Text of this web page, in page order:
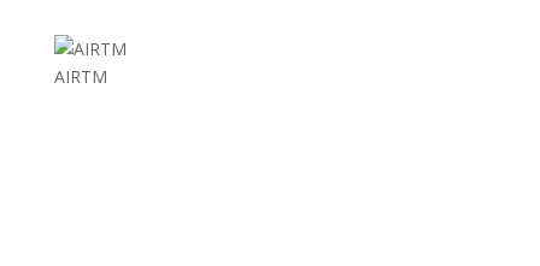
AIRTM